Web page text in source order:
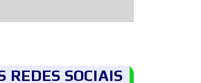
REDES SOCIAIS